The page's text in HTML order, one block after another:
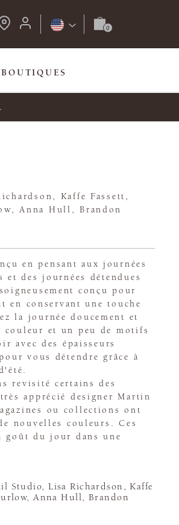
BOUTIQUES
Kaffe Fassett,
Anna Hull, Brandon
en pensant aux journées
des journées détendues
conçu pour
conservant une touche
la journée doucement et
couleur et un peu de motifs
avec des épaisseurs
vous détendre grâce à
revisité certains des
apprécié designer Martin
ou collections ont
nouvelles couleurs. Ces
goût du jour dans une
Studio, Lisa Richardson, Kaffe
Anna Hull, Brandon